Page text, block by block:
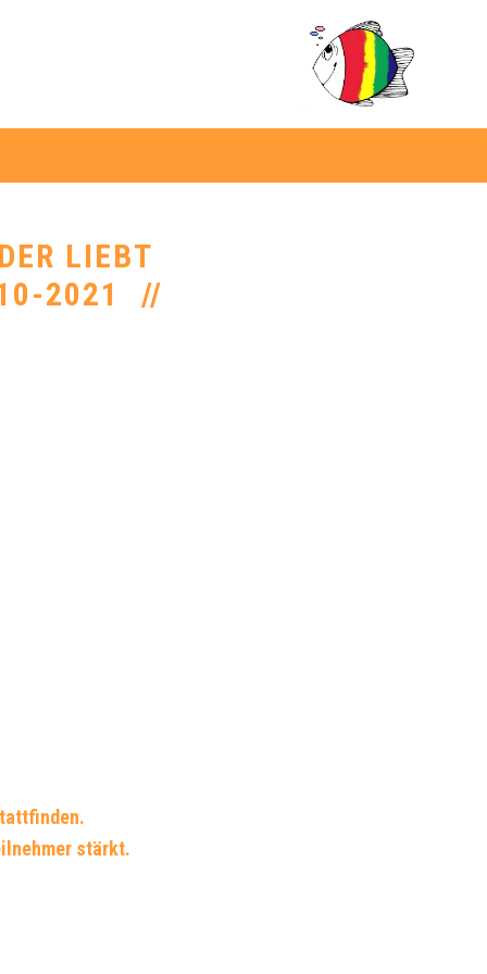
LIEBT
2021
stärkt.